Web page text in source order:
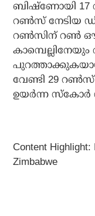
ബിഷ്‌ണോയി 17
റണ്‍സ് നേടിയ
റണ്‍സിന് റണ്‍
വേണ്ടി 29
ഉയര്‍ന്ന സ്‌കോര്‍
Content
Zimbabwe